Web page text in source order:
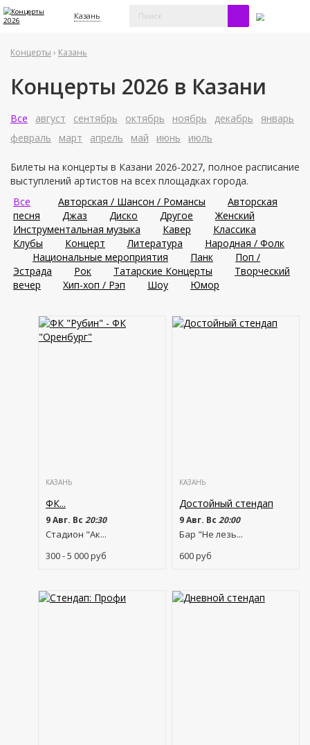
Казань
Концерты › Казань
Концерты 2026 в Казани
Все август сентябрь октябрь ноябрь декабрь
январь
февраль
март апрель май июнь июль
Билеты на концерты в Казани 2026-2027, полное расписание
выступлений артистов на всех площадках города.
Все
Авторская / Шансон / Романсы
Авторская
песня
Джаз Диско Другое
Женский
Инструментальная музыка
Кавер
Классика
Клубы
Концерт Литература
Народная / Фолк
Национальные мероприятия
Панк
Поп /
Эстрада
Рок Татарские Концерты
Творческий
вечер
Хип-хоп / Рэп Шоу Юмор
КАЗАНЬ
ФК...
9 Авг. Вс 20:30
Стадион "Ак...
300 - 5 000руб
КАЗАНЬ
Достойный стендап
9 Авг. Вс 20:00
Бар "Не лезь...
600руб